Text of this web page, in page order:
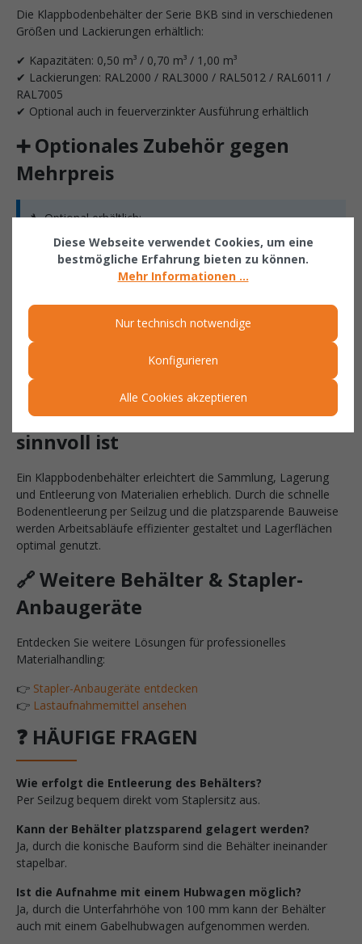
Die Klappbodenbehälter der Serie BKB sind in verschiedenen
Größen und Lackierungen erhältlich:
✔ Kapazitäten: 0,50 m³ / 0,70 m³ / 1,00 m³
✔ Lackierungen: RAL2000 / RAL3000 / RAL5012 / RAL6011 /
RAL7005
✔ Optional auch in feuerverzinkter Ausführung erhältlich
➕ Optionales Zubehör gegen
Mehrpreis
🔧 Optional erhältlich:
✔ 2 Lenk- und 2 Bockrollen aus Polyamid
✔ Durchmesser Rollen: 180 mm
✔ Eine Lenkrolle mit Feststeller
✔ Bauhöhe: 220 mm
✔ Verzinkter Deckel
✔ Nicht stapelbar mit Deckel
Warum ein Klappbodenbehälter
sinnvoll ist
Ein Klappbodenbehälter erleichtert die Sammlung, Lagerung
und Entleerung von Materialien erheblich. Durch die schnelle
Bodenentleerung per Seilzug und die platzsparende Bauweise
werden Arbeitsabläufe effizienter gestaltet und Lagerflächen
optimal genutzt.
🔗 Weitere Behälter & Stapler-
Anbaugeräte
Entdecken Sie weitere Lösungen für professionelles
Materialhandling:
👉 Stapler-Anbaugeräte entdecken
👉 Lastaufnahmemittel ansehen
❓ HÄUFIGE FRAGEN
Wie erfolgt die Entleerung des Behälters?
Per Seilzug bequem direkt vom Staplersitz aus.
Kann der Behälter platzsparend gelagert werden?
Ja, durch die konische Bauform sind die Behälter ineinander
stapelbar.
Ist die Aufnahme mit einem Hubwagen möglich?
Ja, durch die Unterfahrhöhe von 100 mm kann der Behälter
auch mit einem Gabelhubwagen aufgenommen werden.
Diese Webseite verwendet Cookies, um eine
bestmögliche Erfahrung bieten zu können.
Mehr Informationen ...
Nur technisch notwendige
Konfigurieren
Alle Cookies akzeptieren